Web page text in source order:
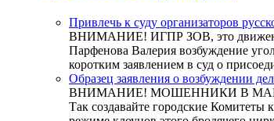
Привлечь к суду организаторов
ВНИМАНИЕ! ИГПР ЗОВ, это движение
Парфенова Валерия возбуждение
коротким заявлением в суд о
Образец заявления о возбуждении
ВНИМАНИЕ! МОШЕННИКИ В МАНТИЯХ
Так создавайте городские